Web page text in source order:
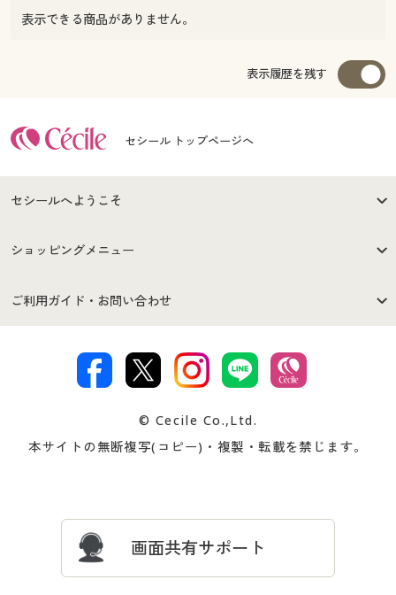
表示できる商品がありません。
表示履歴を残す
セシール トップページへ
セシールへようこそ
はじめての方へ
セシールご利用規約
著作権・商標について 会社案内
ショッピングメニュー
商品カテゴリ
プレゼント＆キャンペーン サイトマップ
ご利用ガイド・お問い合わせ
交換・返品は お支払は
ついて
忘れの場合
© Cecile Co.,Ltd.
本サイトの無断複写(コピー)・複製・転載を禁じます。
画面共有サポート